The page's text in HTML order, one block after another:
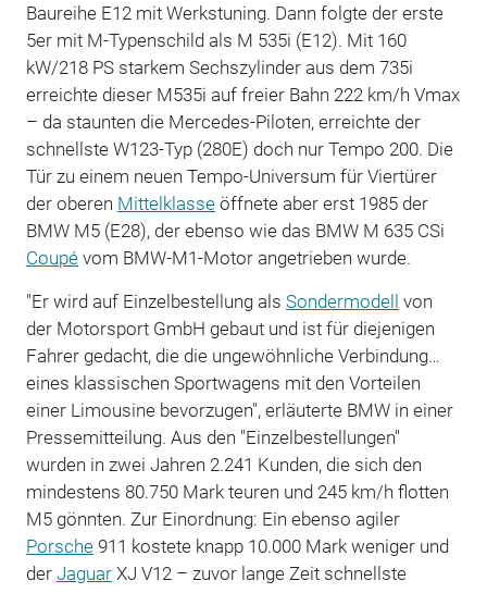
Baureihe E12 mit Werkstuning. Dann folgte der erste
5er mit M-Typenschild als M 535i (E12). Mit 160
kW/218 PS starkem Sechszylinder aus dem 735i
erreichte dieser M535i auf freier Bahn 222 km/h Vmax
– da staunten die Mercedes-Piloten, erreichte der
schnellste W123-Typ (280E) doch nur Tempo 200. Die
Tür zu einem neuen Tempo-Universum für Viertürer
der oberen Mittelklasseöffnete aber erst 1985 der
BMW M5 (E28), der ebenso wie das BMW M 635 CSi
Coupévom BMW-M1-Motor angetrieben wurde.
"Er wird auf Einzelbestellung als Sondermodell von
der Motorsport GmbH gebaut und ist für diejenigen
Fahrer gedacht, die die ungewöhnliche Verbindung…
eines klassischen Sportwagens mit den Vorteilen
einer Limousine bevorzugen", erläuterte BMW in einer
Pressemitteilung. Aus den "Einzelbestellungen"
wurden in zwei Jahren 2.241 Kunden, die sich den
mindestens 80.750 Mark teuren und 245 km/h flotten
M5 gönnten. Zur Einordnung: Ein ebenso agiler
Porsche911 kostete knapp 10.000 Mark weniger und
der JaguarXJ V12 – zuvor lange Zeit schnellste